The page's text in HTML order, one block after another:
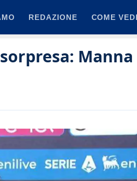
REDAZIONE COME
Manna